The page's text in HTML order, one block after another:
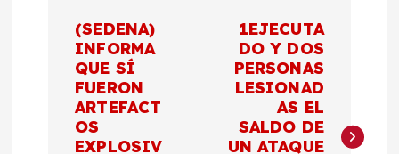
e
(SEDENA)
INFORMA
QUE SÍ
FUERON
ARTEFACT
OS
EXPLOSIV
1EJECUTA
DO Y DOS
PERSONAS
LESIONAD
AS EL
SALDO DE
UN ATAQUE